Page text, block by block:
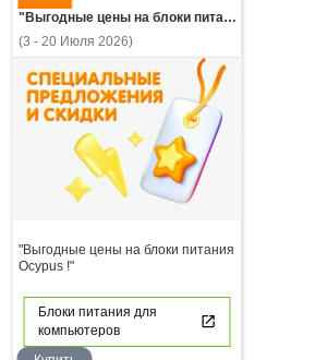
"Выгодные цены на блоки питания Ocypus !"
(3 - 20 Июля 2026)
"Выгодные цены на блоки питания
Ocypus !"
Блоки питания для
компьютеров